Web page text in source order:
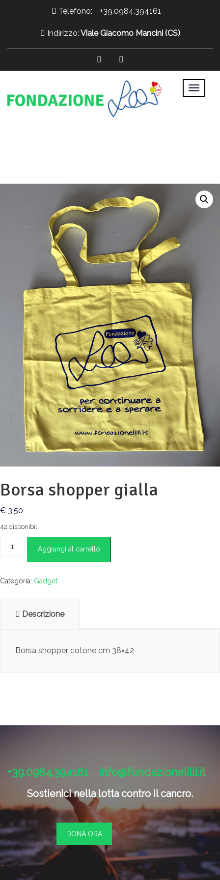
Telefono: +39.0984.394161
Indirizzo: Viale Giacomo Mancini (CS)
Borsa shopper gialla
€ 3,50
42 disponibili
shopper
Aggiungi al carrello
Categoria: Gadget
Descrizione
Borsa shopper cotone cm 38×42
+39.0984.394161 info@fondazionelilli.it
Sostienici nella lotta contro il cancro.
DONA ORA